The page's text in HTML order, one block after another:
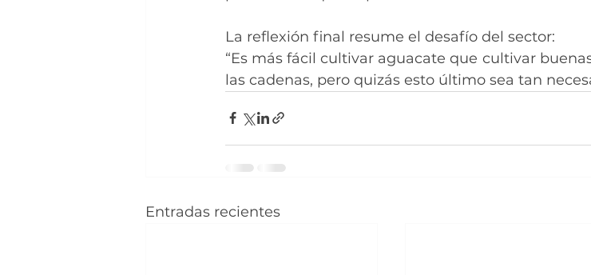
La reflexión final resume el desafío del sector:
“Es más fácil cultivar aguacate que cultivar
las cadenas, pero quizás esto último sea tan
Entradas recientes